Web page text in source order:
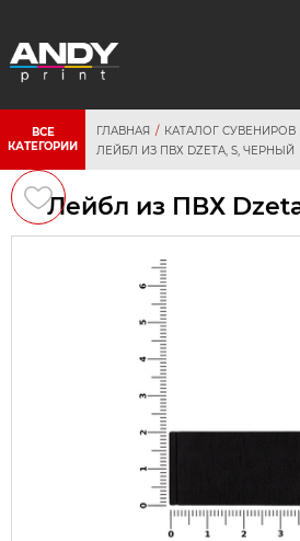
ВСЕ
КАТЕГОРИИ
ГЛАВНАЯ
КАТАЛОГ СУВЕНИРОВ
ЛЕЙБЛ ИЗ ПВХ DZETA, S, ЧЕРНЫЙ
Лейбл из ПВХ